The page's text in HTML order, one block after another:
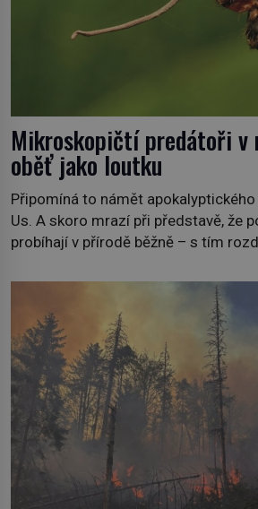
Mikroskopičtí predátoři v
oběť jako loutku
Připomíná to námět
Us. A skoro mrazí při představě, že
probíhají v přírodě běžně – s tím
dokáže ovládat jen vývojově
živočichy, než je člověk. Najít
nemožného ani v naší přírodě. […]